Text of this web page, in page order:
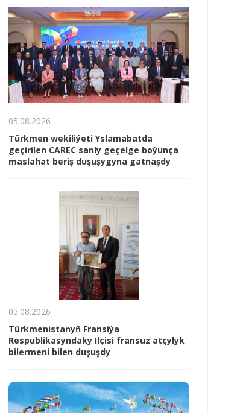
05.08.2026
Türkmen wekiliýeti Yslamabatda
geçirilen CAREC sanly geçelge boýunça
maslahat beriş duşuşygyna gatnaşdy
05.08.2026
Türkmenistanyň Fransiýa
Respublikasyndaky Ilçisi fransuz atçylyk
bilermeni bilen duşuşdy